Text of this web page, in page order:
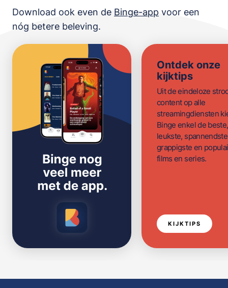
Download ook even de Binge-app voor een
nóg betere beleving.
Ontdek onze
kijktips
Uit de eindeloze
content op alle
streamingdiensten
Binge enkel de beste,
leukste,
grappigste en
films en series.
KIJKTIPS